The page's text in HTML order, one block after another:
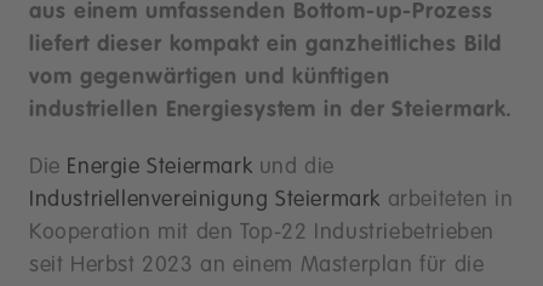
aus einem umfassenden Bottom-up-Prozess
liefert dieser kompakt ein ganzheitliches Bild
vom gegenwärtigen und künftigen
industriellen Energiesystem in der Steiermark.
Die Energie Steiermark und die
Industriellenvereinigung Steiermark arbeiteten in
Kooperation mit den Top-22 Industriebetrieben
seit Herbst 2023 an einem Masterplan für die